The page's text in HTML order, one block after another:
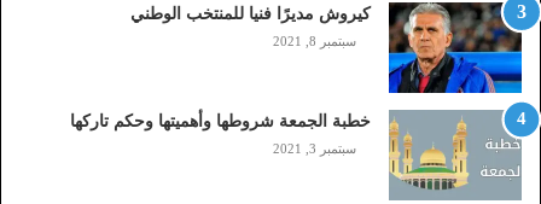
م
و
ب
ا
ي
ل
ي
كيروش مديرًا فنيا للمنتخب الوطني
سبتمبر 8, 2021
خطبة الجمعة شروطها وأهميتها وحكم تاركها
سبتمبر 3, 2021